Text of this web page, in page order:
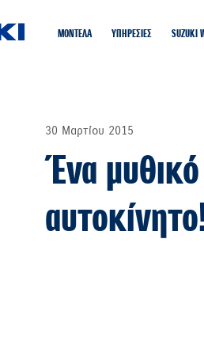
ΜΟΝΤΕΛΑ ΥΠΗΡΕΣΙΕΣ SUZUKI
30 Μαρτίου 2015
Ένα